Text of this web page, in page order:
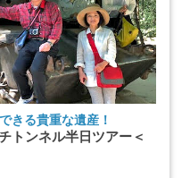
きる貴重な遺産！
トンネル半日ツアー＜